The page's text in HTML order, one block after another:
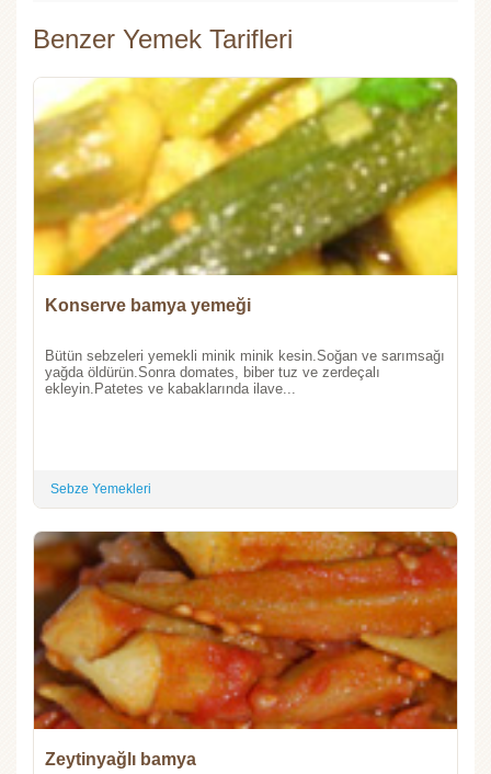
Benzer Yemek Tarifleri
Konserve bamya yemeği
Bütün sebzeleri yemekli minik minik kesin.Soğan ve sarımsağı
yağda öldürün.Sonra domates, biber tuz ve zerdeçalı
ekleyin.Patetes ve kabaklarında ilave...
Sebze Yemekleri
Zeytinyağlı bamya